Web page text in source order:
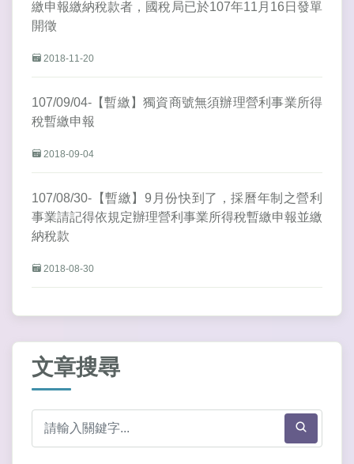
繳申報繳納稅款者，國稅局已於107年11月16日發單
開徵
2018-11-20
107/09/04-【暫繳】獨資商號無須辦理營利事業所得
稅暫繳申報
2018-09-04
107/08/30-【暫繳】9月份快到了，採曆年制之營利
事業請記得依規定辦理營利事業所得稅暫繳申報並繳
納稅款
2018-08-30
文章搜尋